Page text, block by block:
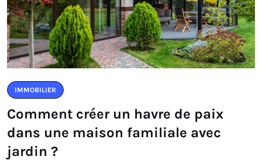
IMMOBILIER
Comment créer un havre de paix
dans une maison familiale avec
jardin ?